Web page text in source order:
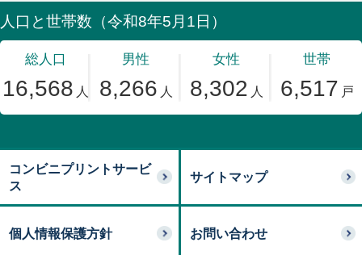
コンビニプリントサービ
ス
サイトマップ
個人情報保護方針 お問い合わせ